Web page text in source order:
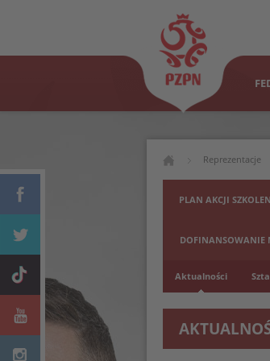
Reprezentacje
PLAN AKCJI
DOFINANSOWANIE
Aktualności